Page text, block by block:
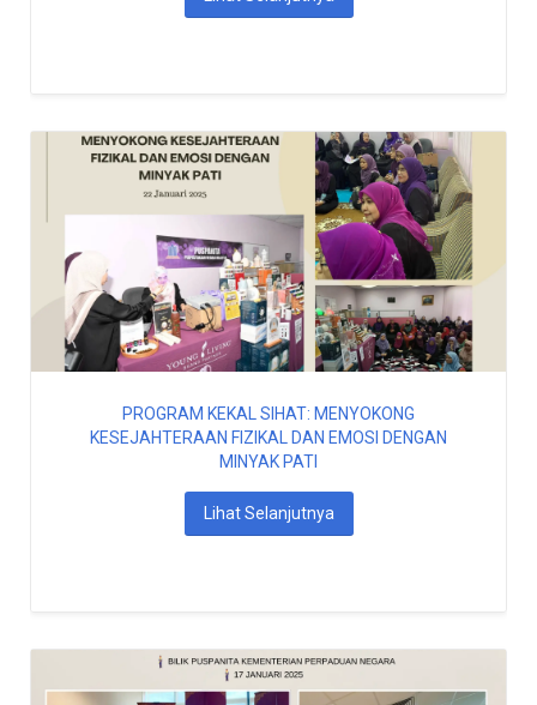
PROGRAM KEKAL SIHAT: MENYOKONG
KESEJAHTERAAN FIZIKAL DAN EMOSI DENGAN
MINYAK PATI
Lihat Selanjutnya